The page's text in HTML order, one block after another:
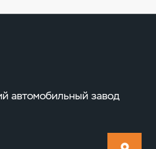
автомобильный завод